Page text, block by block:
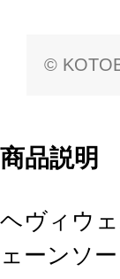
©
商品説明
ヘヴィウ
ェーンソー